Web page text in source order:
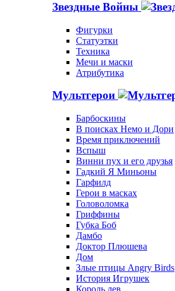
Звездные Войны
Фигурки
Статуэтки
Техника
Мечи и маски
Атрибутика
Мультгерои
Барбоскины
В поисках Немо и Дори
Время приключений
Вспыш
Винни пух и его друзья
Гадкий Я Миньоны
Гарфилд
Герои в масках
Головоломка
Гриффины
Губка Боб
Дамбо
Доктор Плюшева
Дом
Злые птицы Angry Birds
История Игрушек